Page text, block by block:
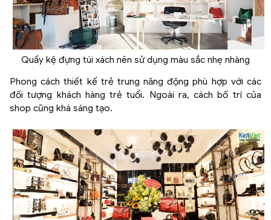
Quầy kệ đựng túi xách nên sử dụng màu sắc nhẹ nhàng
Phong cách thiết kế trẻ trung năng động phù hợp với các
đối tượng khách hàng trẻ tuổi. Ngoài ra, cách bố trí của
shop cũng khá sáng tạo.